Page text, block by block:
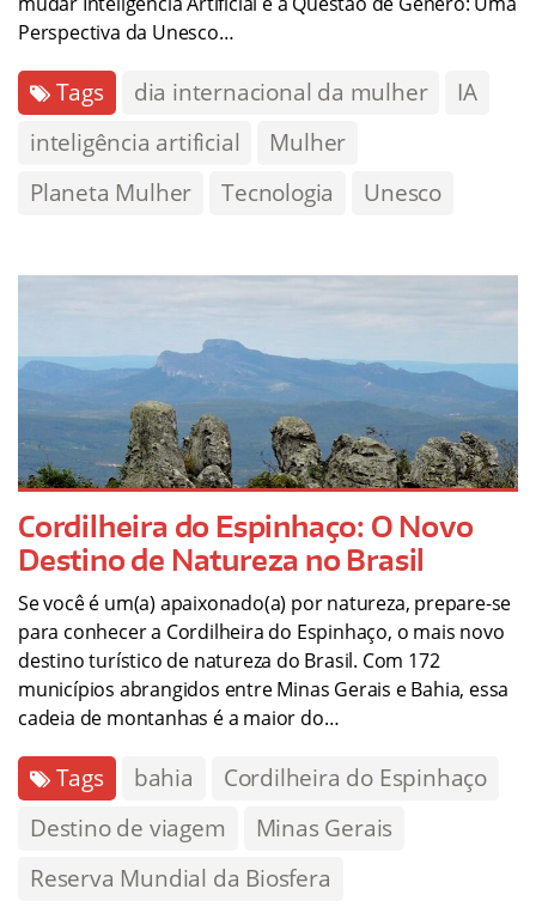
Perspectiva da Unesco…
Tags dia internacional da mulher
IA
inteligência artificial
Mulher
Planeta Mulher
Tecnologia Unesco
Cordilheira do Espinhaço: O Novo
Destino de Natureza no Brasil
Se você é um(a) apaixonado(a) por natureza, prepare-se
para conhecer a Cordilheira do Espinhaço, o mais novo
destino turístico de natureza do Brasil. Com 172
municípios abrangidos entre Minas Gerais e Bahia, essa
cadeia de montanhas é a maior do…
Tags bahia
Cordilheira do Espinhaço
Destino de viagem
Minas Gerais
Reserva Mundial da Biosfera